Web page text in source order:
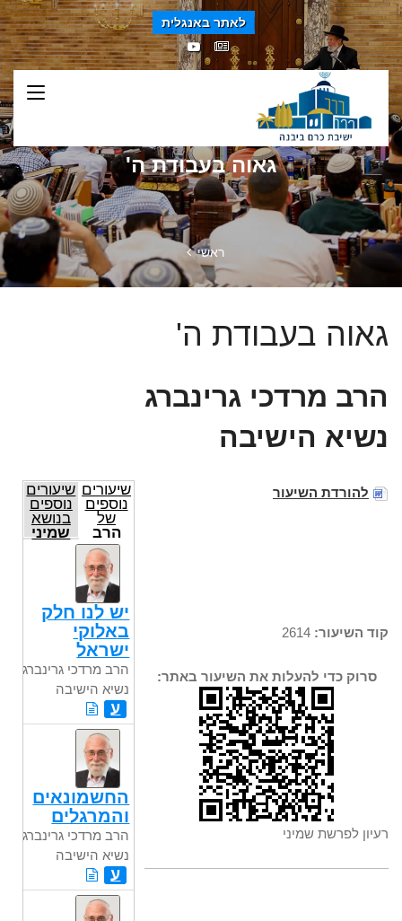
לאתר באנגלית
גאוה בעבודת ה'
ראשי
גאוה בעבודת ה'
הרב מרדכי גרינברג
נשיא הישיבה
להורדת השיעור
קוד השיעור:
סרוק כדי להעלות את השיעור באתר:
רעיון לפרשת שמיני
שיעורים
נוספים
של
הרב
מרדכי
גרינברג
נשיא
הישיבה
שיעורים
נוספים
בנושא
שמיני
יש לנו חלק
באלוקי
ישראל
הרב מרדכי גרינברג
נשיא הישיבה
ע
החשמונאים
והמרגלים
הרב מרדכי גרינברג
נשיא הישיבה
ע